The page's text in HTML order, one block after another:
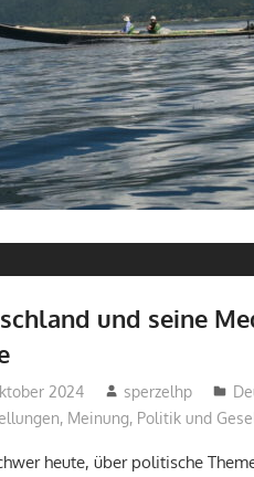
und seine
2024 sperzelhp
, Meinung, Politik und
heute, über politische